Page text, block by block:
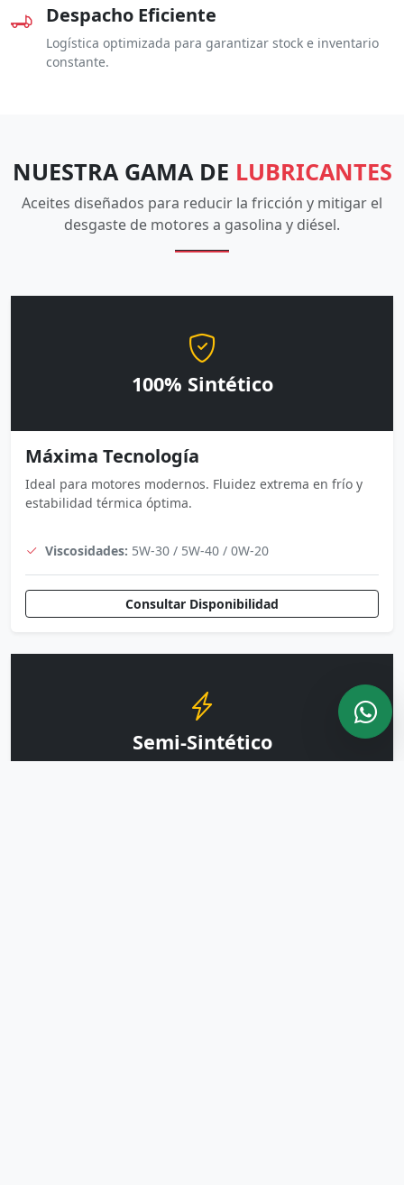
Despacho Eficiente
Logística optimizada para garantizar stock e inventario
constante.
NUESTRA GAMA DE LUBRICANTES
Aceites diseñados para reducir la fricción y mitigar el
desgaste de motores a gasolina y diésel.
100% Sintético
Máxima Tecnología
Ideal para motores modernos. Fluidez extrema en frío y
estabilidad térmica óptima.
Viscosidades: 5W-30 / 5W-40 / 0W-20
Consultar Disponibilidad
Semi-Sintético